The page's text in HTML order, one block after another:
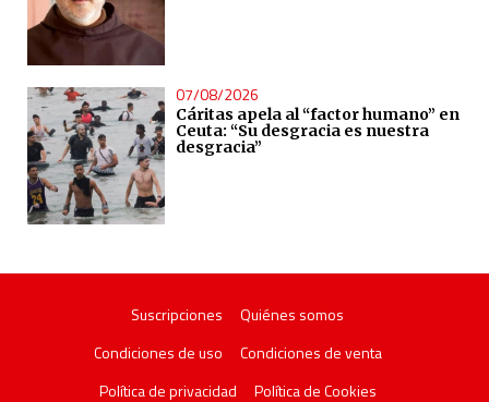
07/08/2026
Cáritas apela al “factor humano” en
Ceuta: “Su desgracia es nuestra
desgracia”
Suscripciones
Quiénes somos
Condiciones de uso
Condiciones de venta
Política de privacidad
Política de Cookies